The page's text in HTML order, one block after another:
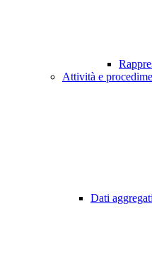
Attività e
Dati